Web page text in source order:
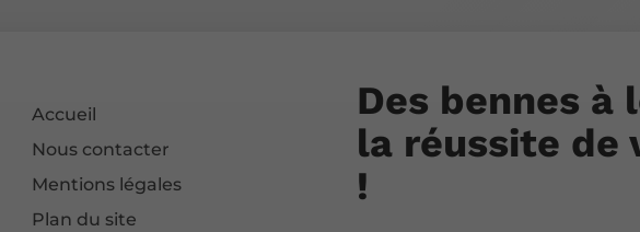
Accueil
Nous contacter
Mentions légales
Plan du site
Des bennes à
la réussite de
!